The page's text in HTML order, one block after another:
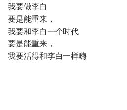
我要做李白
要是能重来，
我要和李白一个时代
要是能重来，
我要活得和李白一样嗨